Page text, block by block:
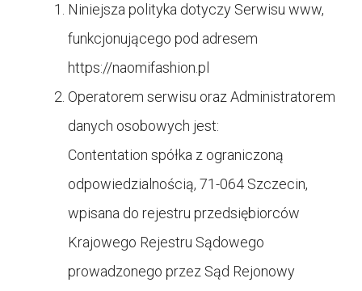
Niniejsza polityka dotyczy Serwisu www,
funkcjonującego pod adresem
https://naomifashion.pl
Operatorem serwisu oraz Administratorem
danych osobowych jest:
Contentation spółka z ograniczoną
odpowiedzialnością, 71-064 Szczecin,
wpisana do rejestru przedsiębiorców
Krajowego Rejestru Sądowego
prowadzonego przez Sąd Rejonowy